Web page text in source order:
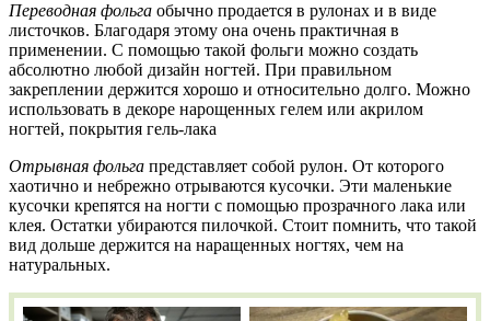
Переводная фольга обычно продается в рулонах и в виде
листочков. Благодаря этому она очень практичная в
применении. С помощью такой фольги можно создать
абсолютно любой дизайн ногтей. При правильном
закреплении держится хорошо и относительно долго. Можно
использовать в декоре нарощенных гелем или акрилом
ногтей, покрытия гель-лака
Отрывная фольга представляет собой рулон. От которого
хаотично и небрежно отрываются кусочки. Эти маленькие
кусочки крепятся на ногти с помощью прозрачного лака или
клея. Остатки убираются пилочкой. Стоит помнить, что такой
вид дольше держится на наращенных ногтях, чем на
натуральных.